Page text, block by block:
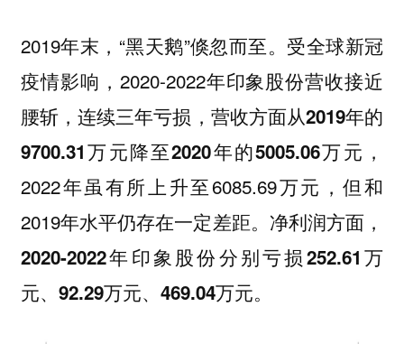
2019年末，“黑天鹅”倏忽而至。受全球新冠
疫情影响，2020-2022年印象股份营收接近
腰斩，连续三年亏损， 营收方面从2019年的
9700.31万元降至2020年的5005.06万元 ，
2022年虽有所上升至6085.69万元，但和
2019年水平仍存在一定差距。 净利润方面，
2020-2022年印象股份分别亏损252.61万
元、92.29万元、469.04万元。